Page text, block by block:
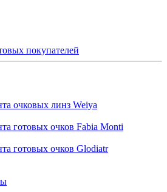
покупателей
очковых линз Weiya
готовых очков Fabia Monti
готовых очков Glodiatr